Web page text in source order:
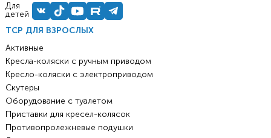
ТСР ДЛЯ ВЗРОСЛЫХ
Активные
Кресла-коляски с ручным приводом
Кресло-коляски с электроприводом
Скутеры
Оборудование с туалетом
Приставки для кресел-колясок
Противопролежневые подушки
Для
детей